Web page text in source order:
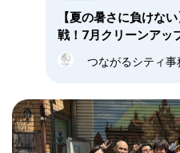
【夏の暑さに負けな
戦！7月クリーンアッ
つながるシティ事